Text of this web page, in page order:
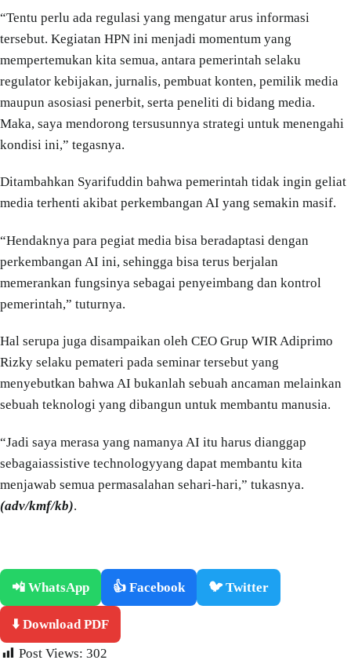
“Tentu perlu ada regulasi yang mengatur arus informasi
tersebut. Kegiatan HPN ini menjadi momentum yang
mempertemukan kita semua, antara pemerintah selaku
regulator kebijakan, jurnalis, pembuat konten, pemilik media
maupun asosiasi penerbit, serta peneliti di bidang media.
Maka, saya mendorong tersusunnya strategi untuk menengahi
kondisi ini,” tegasnya.
Ditambahkan Syarifuddin bahwa pemerintah tidak ingin geliat
media terhenti akibat perkembangan AI yang semakin masif.
“Hendaknya para pegiat media bisa beradaptasi dengan
perkembangan AI ini, sehingga bisa terus berjalan
memerankan fungsinya sebagai penyeimbang dan kontrol
pemerintah,” tuturnya.
Hal serupa juga disampaikan oleh CEO Grup WIR Adiprimo
Rizky selaku pemateri pada seminar tersebut yang
menyebutkan bahwa AI bukanlah sebuah ancaman melainkan
sebuah teknologi yang dibangun untuk membantu manusia.
“Jadi saya merasa yang namanya AI itu harus dianggap
sebagaiassistive technologyyang dapat membantu kita
menjawab semua permasalahan sehari-hari,” tukasnya.
(adv/kmf/kb).
📲 WhatsApp 👍 Facebook 🐦 Twitter
⬇️ Download PDF
Post Views: 302